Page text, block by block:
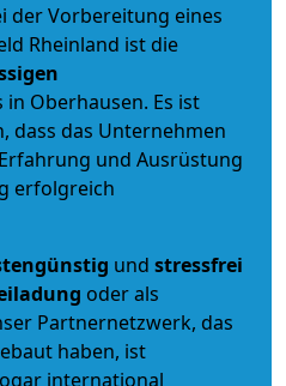
der Vorbereitung eines
Rheinland ist die
Oberhausen. Es ist
dass das Unternehmen
und Ausrüstung
erfolgreich
und stressfrei
oder als
Partnernetzwerk, das
haben, ist
international